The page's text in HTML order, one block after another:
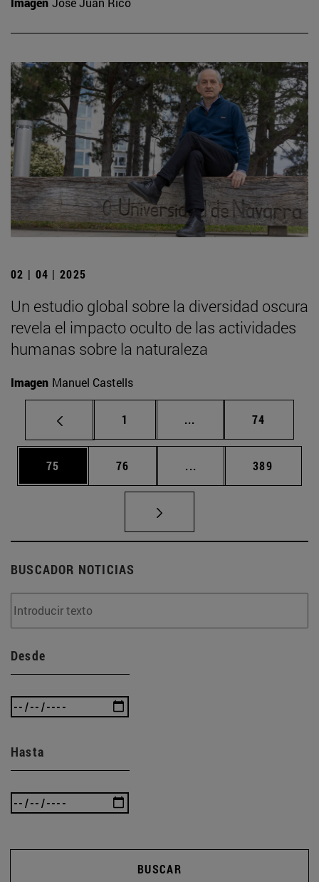
02 | 04 | 2025
Un estudio global sobre la diversidad oscura
revela el impacto oculto de las actividades
humanas sobre la naturaleza
Imagen Manuel Castells
Página
1 ... Páginas intermedias
Página
74
Página
75 Página
76 ... Páginas intermedias
Página
389
BUSCADOR NOTICIAS
Desde
Hasta
BUSCAR